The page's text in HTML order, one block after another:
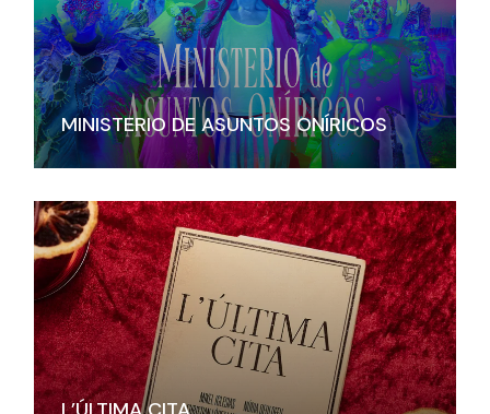
MINISTERIO DE ASUNTOS ONÍRICOS